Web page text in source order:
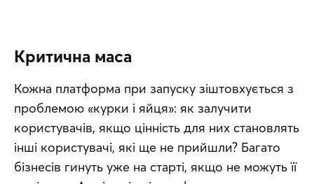
Критична маса
Кожна платформа при запуску зіштовхується з
проблемою «курки і яйця»: як залучити
користувачів, якщо цінність для них становлять
інші користувачі, які ще не прийшли? Багато
бізнесів гинуть уже на старті, якщо не можуть її